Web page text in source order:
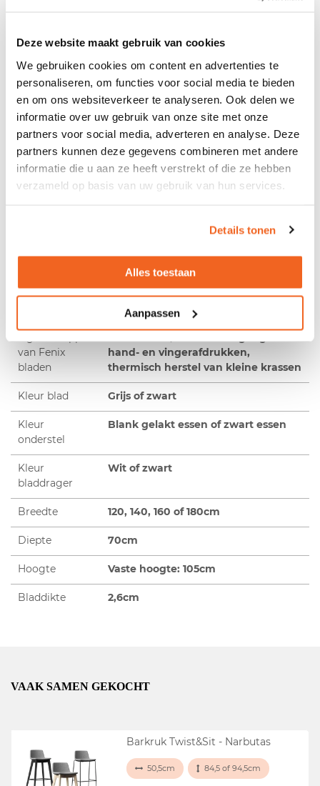
Deze website maakt gebruik van cookies
We gebruiken cookies om content en advertenties te
personaliseren, om functies voor social media te bieden
en om ons websiteverkeer te analyseren. Ook delen we
informatie over uw gebruik van onze site met onze
partners voor social media, adverteren en analyse. Deze
partners kunnen deze gegevens combineren met andere
informatie die u aan ze heeft verstrekt of die ze hebben
verzameld op basis van uw gebruik van hun services.
Details tonen
Alles toestaan
Aanpassen
Type Nova Wood
Afwerking
bureaublad
HPL Fenix
Fingerprint
protection
Geen hand- en/of vingerafdrukken
zichtbaar
Afmetingen
Verkrijgbaar in 2 verschillende
vanaf 75cm
Levering Standaard ongemonteerd geleverd
van Fenix
bladen
Extreem mat oppervlak, zacht
hand- en vingerafdrukken,
thermisch herstel van kleine krassen
Kleur blad Grijs of zwart
Kleur
onderstel
Blank gelakt essen of zwart essen
Kleur
bladdrager
Wit of zwart
Breedte 120, 140, 160 of 180cm
Diepte 70cm
Hoogte Vaste hoogte: 105cm
Bladdikte 2,6cm
VAAK SAMEN GEKOCHT
Barkruk Twist&Sit - Narbutas
50,5cm 84,5 of 94,5cm